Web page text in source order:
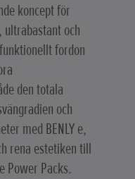
koncept för
ultrabastant och
fordon
den totala
och
med BENLY e,
rena estetiken till
Power Packs.